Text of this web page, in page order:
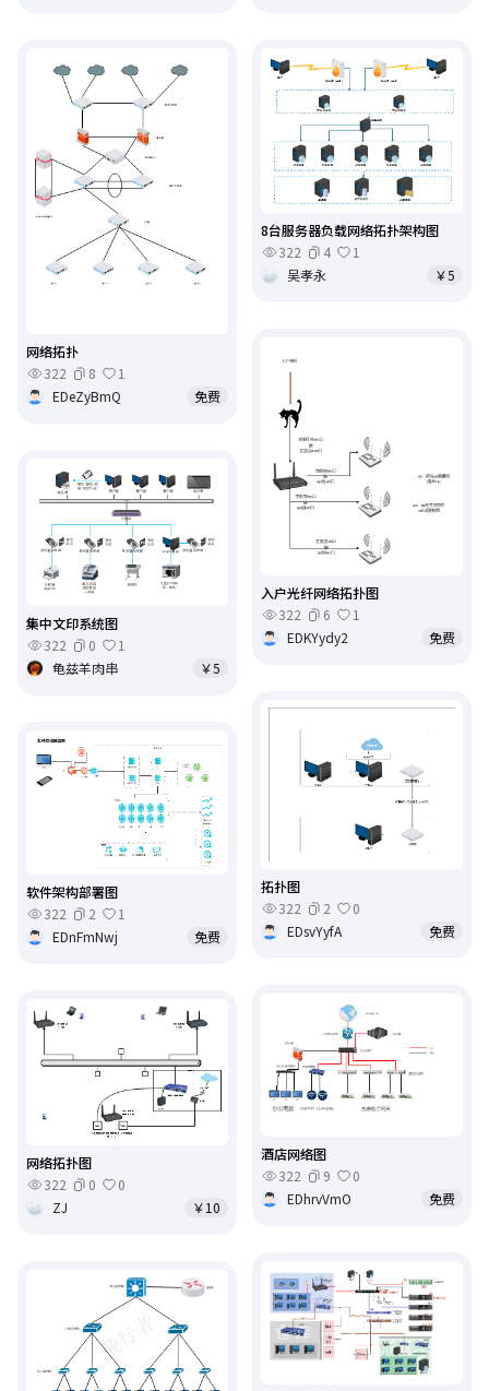
网络拓扑
322
8
1
EDeZyBmQ
免费
8台服务器负载网络拓扑架构图
322
4
1
吴孝永
￥5
入户光纤网络拓扑图
322
6
1
EDKYydy2
免费
集中文印系统图
322
0
1
龟兹羊肉串
￥5
拓扑图
322
2
0
EDsvYyfA
免费
软件架构部署图
322
2
1
EDnFmNwj
免费
酒店网络图
322
9
0
EDhrvVmO
免费
网络拓扑图
322
0
0
ZJ
￥10